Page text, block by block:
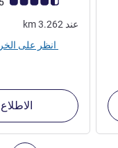
عند
km3.262